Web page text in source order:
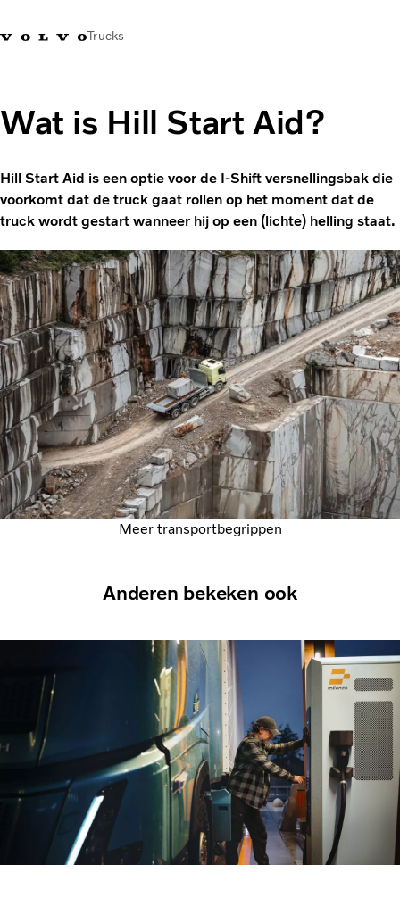
Trucks
CO2-reductie
Trucks
Truck Builder
Dealer locator
Nieuws
Over ons
Wat is Hill Start Aid?
Hill Start Aid is een optie voor de I-Shift versnellingsbak die
voorkomt dat de truck gaat rollen op het moment dat de
truck wordt gestart wanneer hij op een (lichte) helling staat.
Meer transportbegrippen
Anderen bekeken ook